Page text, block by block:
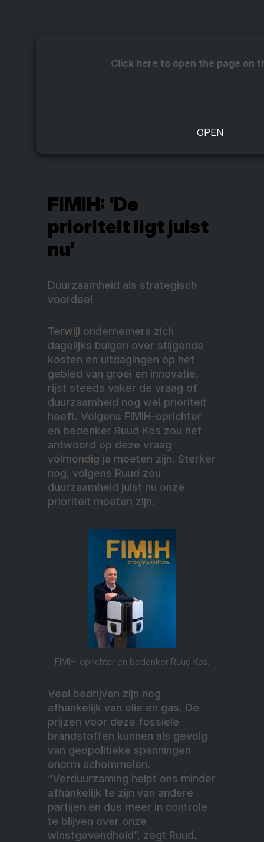
Click here to open the page on
FIMIH: 'De
prioriteit ligt juist
nu'
Duurzaamheid als strategisch
voordeel
Terwijl ondernemers zich
dagelijks buigen over stijgende
kosten en uitdagingen op het
gebied van groei en innovatie,
rijst steeds vaker de vraag of
duurzaamheid nog wel prioriteit
heeft. Volgens FIMIH-oprichter
en bedenker Ruud Kos zou het
antwoord op deze vraag
volmondig ja moeten zijn. Sterker
nog, volgens Ruud zou
duurzaamheid juist nu onze
prioriteit moeten zijn.
FIMIH-oprichter en bedenker Ruud Kos.
Veel bedrijven zijn nog
afhankelijk van olie en gas. De
prijzen voor deze fossiele
brandstoffen kunnen als gevolg
van geopolitieke spanningen
enorm schommelen.
“Verduurzaming helpt ons minder
afhankelijk te zijn van andere
partijen en dus meer in controle
te blijven over onze
winstgevendheid”, zegt Ruud.